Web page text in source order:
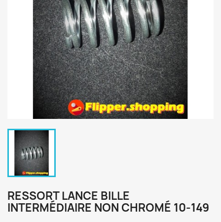
RESSORT LANCE BILLE
INTERMÉDIAIRE NON CHROMÉ 10-149